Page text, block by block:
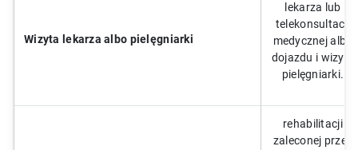
Wizyta lekarza albo pielęgniarki
lekarza lub
telekonsultacji
medycznej albo
dojazdu i wizyty
pielęgniarki.
rehabilitacji
zaleconej przez